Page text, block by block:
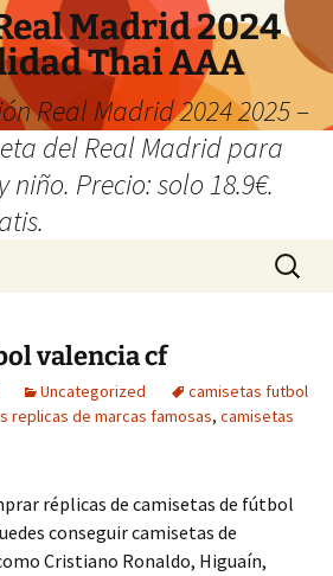
Madrid 2024
Thai AAA
Real Madrid 2024 2025 –
del Real Madrid para
Precio: solo 18.9€.
Buscar:
valencia cf
Uncategorized
camisetas futbol
replicas de marcas famosas, camisetas
réplicas de camisetas de fútbol
conseguir camisetas de
Cristiano Ronaldo, Higuaín,